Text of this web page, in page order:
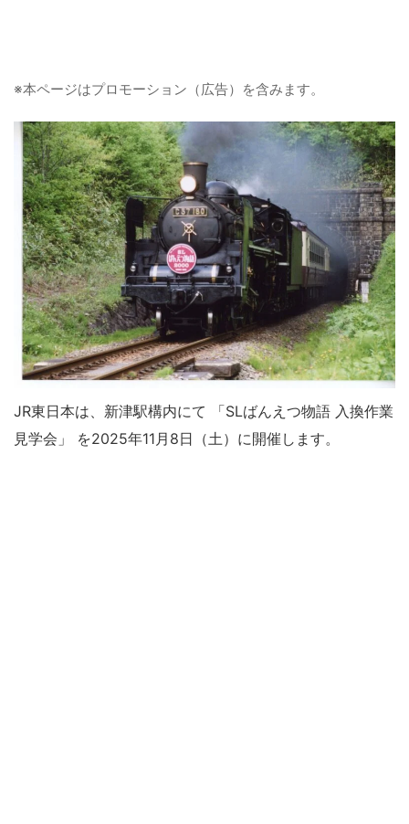
※本ページはプロモーション（広告）を含みます。
JR東日本は、新津駅構内にて 「SLばんえつ物語 入換作業
見学会」 を2025年11月8日（土）に開催します。